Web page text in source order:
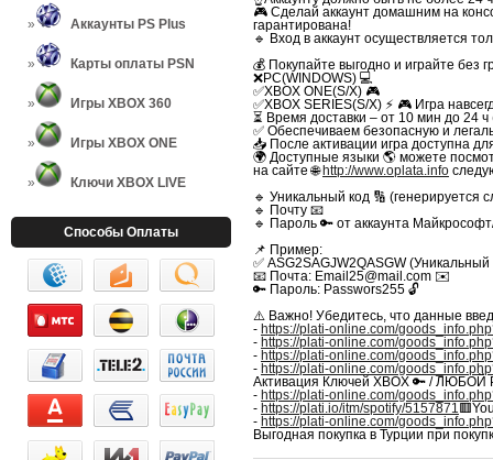
Аккаунты PS Plus
Карты оплаты PSN
Игры XBOX 360
Игры XBOX ONE
Ключи XBOX LIVE
Способы Оплаты
🎮 Сделай аккаунт домашним на
гарантирована!
🔹 Вход в аккаунт осуществляется
💰 Покупайте выгодно и играйте без
❌PC(WINDOWS) 💻
✅XBOX ONE(S/X) 🎮
✅XBOX SERIES(S/X) ⚡️ 🎮 Игра
⏳ Время доставки – от 10 мин до 24
✅ Обеспечиваем безопасную и
📥 После активации игра доступна
🌍 Доступные языки 🌎 можете
на сайте 🌐 http://www.oplata.info
🔹 Уникальный код 🔢 (генерируется
🔹 Почту 📧
🔹 Пароль 🔑 от аккаунта
📌 Пример:
✅ ASG2SAGJW2QASGW
📧 Почта: Email25@mail.com ✉️
🔑 Пароль: Passwors255 🔓
⚠️ Важно! Убедитесь, что данные
- https://plati-online.com/
- https://plati-online.com/
- https://plati-online.com/
- https://plati-online.com/
Активация Ключей XBOX 🔑 /
- https://plati-online.com/
- https://plati.io/itm/spotify/5157871
- https://plati-online.com/
Выгодная покупка в Турции при